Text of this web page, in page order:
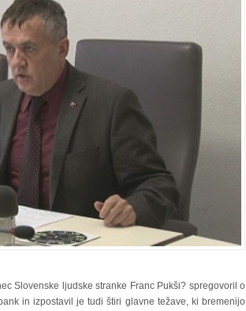
Slovenske ljudske stranke Franc Pukši? spregovoril o
in izpostavil je tudi štiri glavne težave, ki bremenijo